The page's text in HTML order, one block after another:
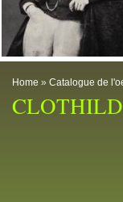
Home » Catalogue de